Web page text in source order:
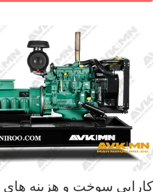
کارایی سوخت و هزینه ‌های